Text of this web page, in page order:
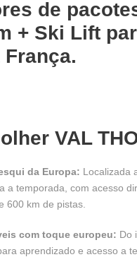
de
+ Ski Lift
VAL
da Europa: Localizada
a temporada, com acesso
600 km de pistas.
com toque europeu: Do
aprendizado e acesso a